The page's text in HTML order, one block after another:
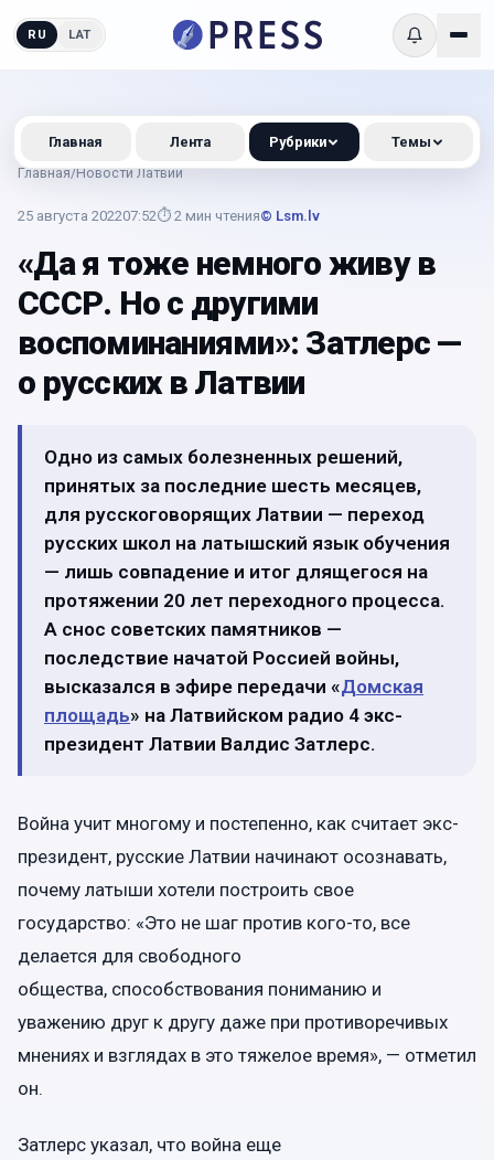
RU LAT
Главная/Новости Латвии
25 августа 202207:52⏱ 2 мин чтения© Lsm.lv
«Да я тоже немного живу в
СССР. Но с другими
воспоминаниями»: Затлерс —
о русских в Латвии
Одно из самых болезненных решений,
принятых за последние шесть месяцев,
для русскоговорящих Латвии — переход
русских школ на латышский язык обучения
— лишь совпадение и итог длящегося на
протяжении 20 лет переходного процесса.
А снос советских памятников —
последствие начатой Россией войны,
высказался в эфире передачи «Домская
площадь» на Латвийском радио 4 экс-
президент Латвии Валдис Затлерс.
Война учит многому и постепенно, как считает экс-
президент, русские Латвии начинают осознавать,
почему латыши хотели построить свое
государство: «Это не шаг против кого-то, все
делается для свободного
общества, способствования пониманию и
уважению друг к другу даже при противоречивых
мнениях и взглядах в это тяжелое время», — отметил
он.
Затлерс указал, что война еще
Главная Лента Рубрики Темы